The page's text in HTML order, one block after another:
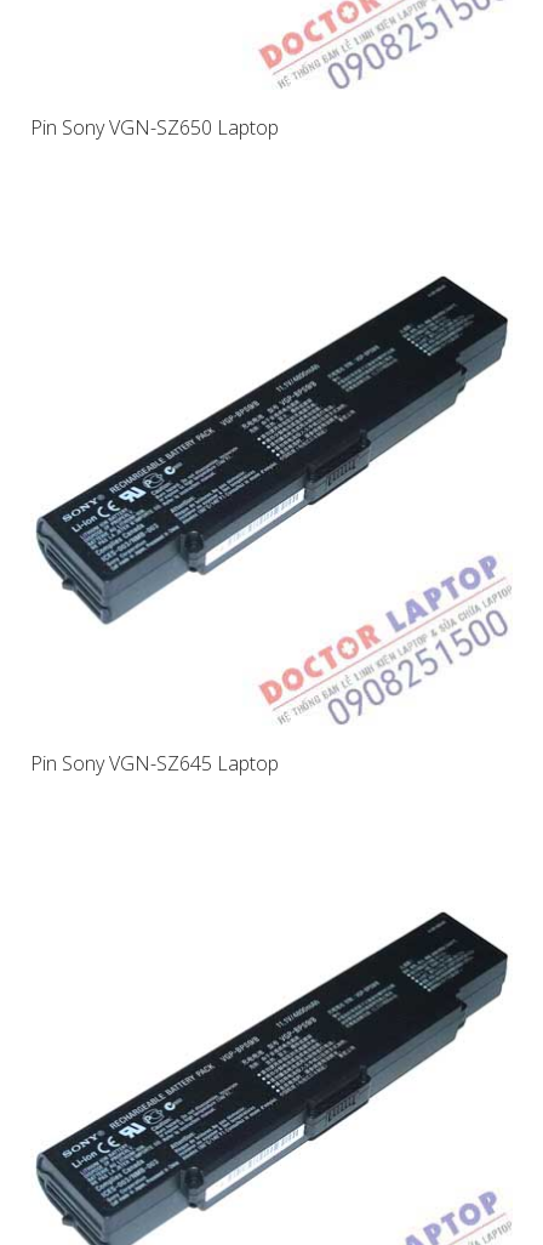
Pin Sony VGN-SZ650 Laptop
Pin Sony VGN-SZ645 Laptop